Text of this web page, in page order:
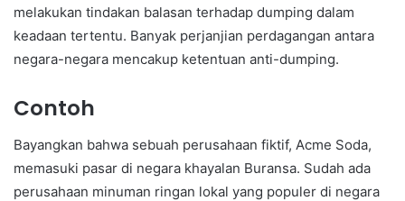
melakukan tindakan balasan terhadap dumping dalam
keadaan tertentu. Banyak perjanjian perdagangan antara
negara-negara mencakup ketentuan anti-dumping.
Contoh
Bayangkan bahwa sebuah perusahaan fiktif, Acme Soda,
memasuki pasar di negara khayalan Buransa. Sudah ada
perusahaan minuman ringan lokal yang populer di negara